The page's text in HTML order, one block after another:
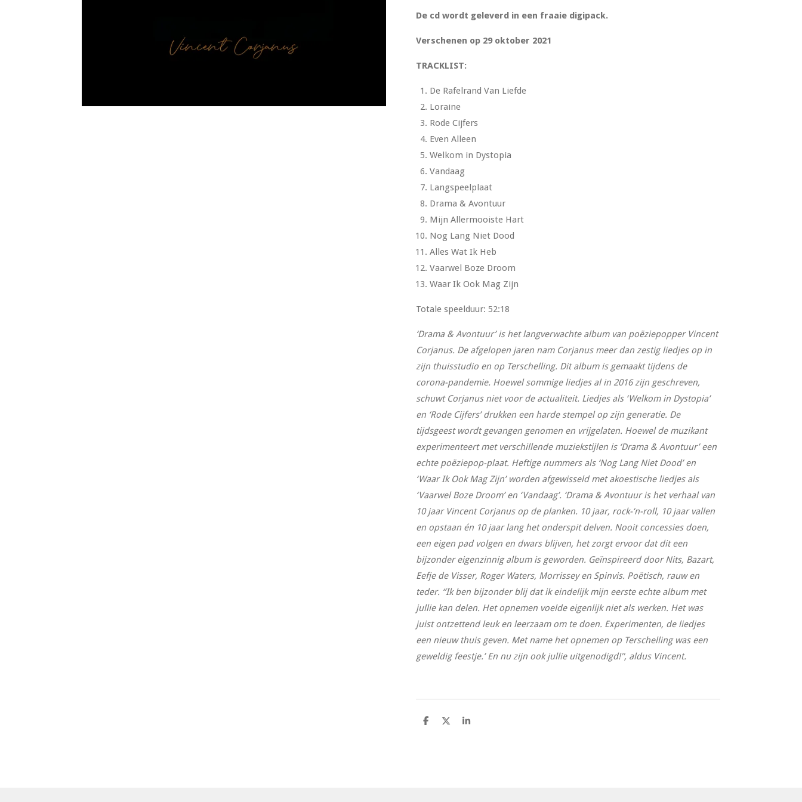
De cd wordt geleverd in een fraaie digipack.
Verschenen op 29 oktober 2021
TRACKLIST:
De Rafelrand Van Liefde
Loraine
Rode Cijfers
Even Alleen
Welkom in Dystopia
Vandaag
Langspeelplaat
Drama & Avontuur
Mijn Allermooiste Hart
Nog Lang Niet Dood
Alles Wat Ik Heb
Vaarwel Boze Droom
Waar Ik Ook Mag Zijn
Totale speelduur: 52:18
‘Drama & Avontuur’ is het langverwachte album van poëziepopper Vincent
Corjanus. De afgelopen jaren nam Corjanus meer dan zestig liedjes op in
zijn thuisstudio en op Terschelling. Dit album is gemaakt tijdens de
corona-pandemie. Hoewel sommige liedjes al in 2016 zijn geschreven,
schuwt Corjanus niet voor de actualiteit. Liedjes als ‘Welkom in Dystopia’
en ‘Rode Cijfers’ drukken een harde stempel op zijn generatie. De
tijdsgeest wordt gevangen genomen en vrijgelaten. Hoewel de muzikant
experimenteert met verschillende muziekstijlen is ‘Drama & Avontuur’ een
echte poëziepop-plaat. Heftige nummers als ‘Nog Lang Niet Dood’ en
‘Waar Ik Ook Mag Zijn’ worden afgewisseld met akoestische liedjes als
‘Vaarwel Boze Droom’ en ‘Vandaag’. ‘Drama & Avontuur is het verhaal van
10 jaar Vincent Corjanus op de planken. 10 jaar, rock-‘n-roll, 10 jaar vallen
en opstaan én 10 jaar lang het onderspit delven. Nooit concessies doen,
een eigen pad volgen en dwars blijven, het zorgt ervoor dat dit een
bijzonder eigenzinnig album is geworden. Geïnspireerd door Nits, Bazart,
Eefje de Visser, Roger Waters, Morrissey en Spinvis. Poëtisch, rauw en
teder. ‘’Ik ben bijzonder blij dat ik eindelijk mijn eerste echte album met
jullie kan delen. Het opnemen voelde eigenlijk niet als werken. Het was
juist ontzettend leuk en leerzaam om te doen. Experimenten, de liedjes
een nieuw thuis geven. Met name het opnemen op Terschelling was een
geweldig feestje.’ En nu zijn ook jullie uitgenodigd!'', aldus Vincent.
D
D
S